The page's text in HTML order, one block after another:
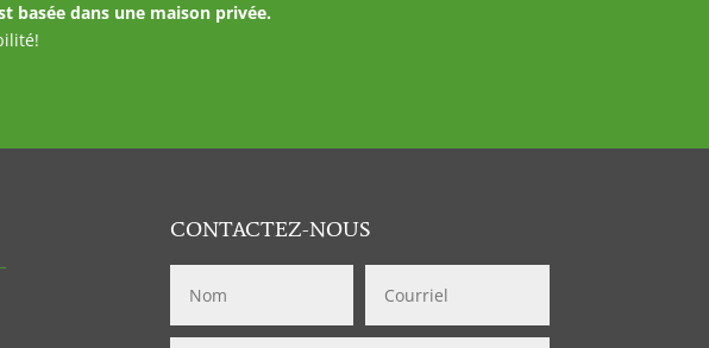
basée dans une maison privée.
CONTACTEZ-NOUS